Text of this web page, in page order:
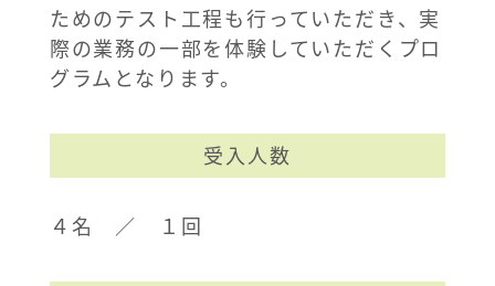
ためのテスト工程も行っていただき、実
際の業務の一部を体験していただくプロ
グラムとなります。
受入人数
４名 ／ １回